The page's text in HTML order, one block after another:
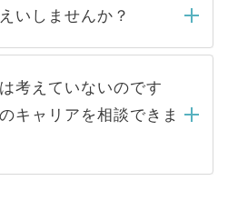
るため 人気のある医療機
うと、応募が殺到する場
める条件に合った人材の
に依頼するケースが増え
募先から内定をいただい
はありません。内定先へ
ャリアパートナーが行い
ください。
いしませんか？
することはありませんの
い。当サイトからの登録
登録者様の個人情報は、
アップおよび転職活動の
いたします。お預かりし
人データはご本人の許可
考えていないのです
キャリアを相談できま